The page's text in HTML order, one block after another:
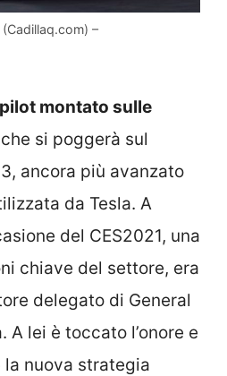
–
montato sulle
che si poggerà sul
ancora più avanzato
da Tesla. A
del CES2021, una
chiave del settore, era
delegato di General
A lei è toccato l’onore e
la nuova strategia